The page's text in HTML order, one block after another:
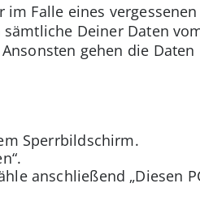
Falle eines vergessenen
Deiner Daten
gehen die
Sperrbildschirm.
anschließend „Diesen